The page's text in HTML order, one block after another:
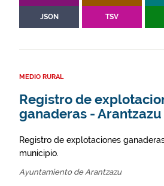
JSON TSV
MEDIO RURAL
Registro de
ganaderas - Arantzazu
Registro de explotaciones
municipio.
Ayuntamiento de Arantzazu